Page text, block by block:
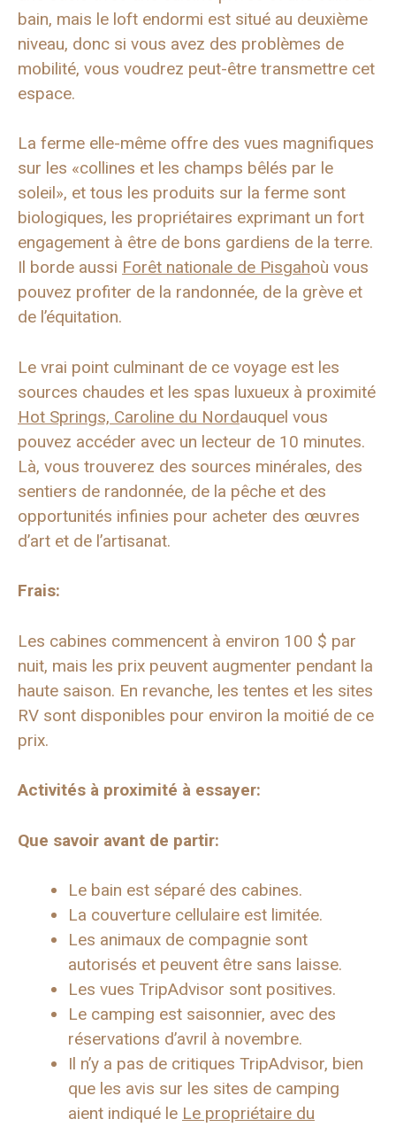
bain, mais le loft endormi est situé au deuxième
niveau, donc si vous avez des problèmes de
mobilité, vous voudrez peut-être transmettre cet
espace.
La ferme elle-même offre des vues magnifiques
sur les «collines et les champs bêlés par le
soleil», et tous les produits sur la ferme sont
biologiques, les propriétaires exprimant un fort
engagement à être de bons gardiens de la terre.
Il borde aussi Forêt nationale de Pisgahoù vous
pouvez profiter de la randonnée, de la grève et
de l’équitation.
Le vrai point culminant de ce voyage est les
sources chaudes et les spas luxueux à proximité
Hot Springs, Caroline du Nordauquel vous
pouvez accéder avec un lecteur de 10 minutes.
Là, vous trouverez des sources minérales, des
sentiers de randonnée, de la pêche et des
opportunités infinies pour acheter des œuvres
d’art et de l’artisanat.
Frais:
Les cabines commencent à environ 100 $ par
nuit, mais les prix peuvent augmenter pendant la
haute saison. En revanche, les tentes et les sites
RV sont disponibles pour environ la moitié de ce
prix.
Activités à proximité à essayer:
Que savoir avant de partir:
Le bain est séparé des cabines.
La couverture cellulaire est limitée.
Les animaux de compagnie sont
autorisés et peuvent être sans laisse.
Les vues TripAdvisor sont positives.
Le camping est saisonnier, avec des
réservations d’avril à novembre.
Il n’y a pas de critiques TripAdvisor, bien
que les avis sur les sites de camping
aient indiqué le Le propriétaire du